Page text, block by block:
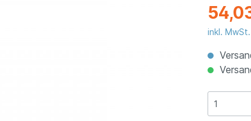
inkl. MwSt.